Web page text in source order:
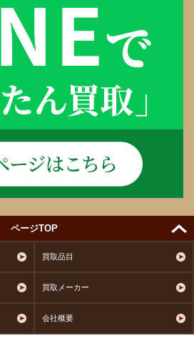
ページTOP
買取品目
買取メーカー
会社概要